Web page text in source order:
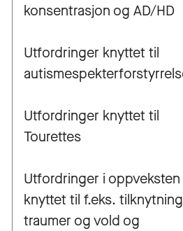
konsentrasjon og AD/HD
Utfordringer knyttet til
Utfordringer knyttet til
Tourettes
Utfordringer i oppveksten
knyttet til f.eks.
traumer og vold og